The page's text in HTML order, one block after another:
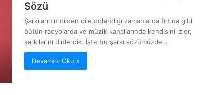
Sözü
Şarkılarının dilden dile dolandığı zamanlarda fırtına gibi
bütün radyolarda ve müzik kanallarında kendisini izler,
şarkılarını dinlerdik. İşte bu şarkı sözümüzde…
Devamını Oku »